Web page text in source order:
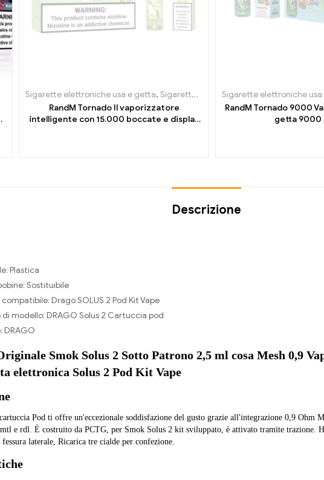
Sigarette elettroniche usa e getta, Sigarette elettroniche usa e getta in Belgio
RandM Tornado Il vaporizzatore
intelligente con 15.000 boccate e display
Sigarette elettroniche
RandM Tornado 9000
getta 9000
Descrizione
Plastica
Sostituibile
Drago SOLUS 2 Pod Kit Vape
di modello: DRAGO Solus 2 Cartuccia pod
DRAGO
Smok Solus 2 Sotto Patrono 2,5 ml cosa Mesh 0,9
elettronica Solus 2 Pod Kit Vape
Pod ti offre un'eccezionale soddisfazione del gusto grazie all'integrazione 0,9 Ohm
e rdl. È costruito da PCTG, per Smok Solus 2 kit sviluppato, è attivato tramite trazione.
laterale, Ricarica tre cialde per confezione.